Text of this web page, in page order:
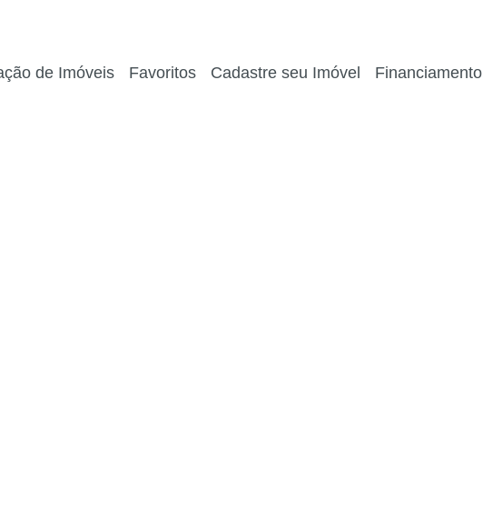
de Imóveis Favoritos Cadastre seu Imóvel Financiamento